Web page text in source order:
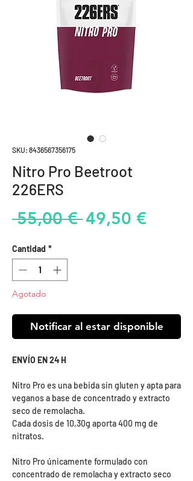
SKU: 8436567356175
Nitro Pro Beetroot
226ERS
55,00 € Precio
49,50 €Precio
Cantidad *
Agotado
Notificar al estar disponible
ENVÍO EN 24 H
Nitro Pro es una bebida sin gluten y apta para
veganos a base de concentrado y extracto
seco de remolacha.
Cada dosis de 10,30g aporta 400 mg de
nitratos.
Nitro Pro únicamente formulado con
concentrado de remolacha y extracto seco